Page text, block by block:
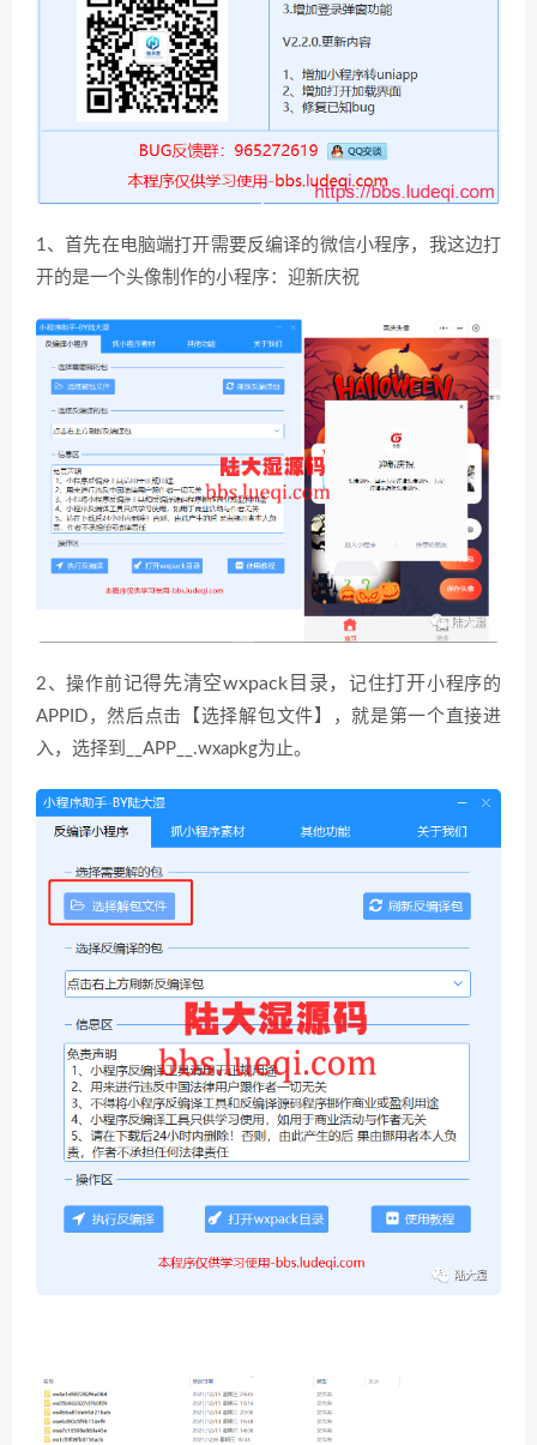
1、首先在电脑端打开需要反编译的微信小程序，我这边打
开的是一个头像制作的小程序：迎新庆祝
2、操作前记得先清空wxpack目录，记住打开小程序的
APPID，然后点击【选择解包文件】，就是第一个直接进
入，选择到__APP__.wxapkg为止。